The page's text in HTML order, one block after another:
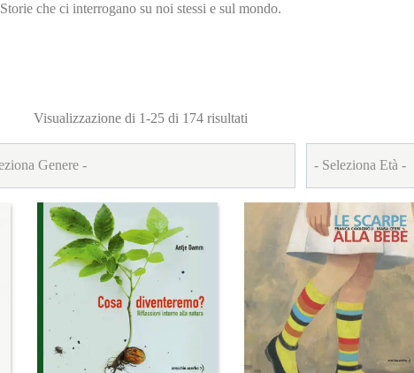
Storie che ci interrogano su noi stessi e sul mondo.
Visualizzazione di 1-25 di 174 risultati
più